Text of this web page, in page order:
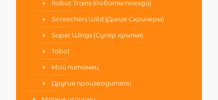
Robot Trains (Роботы поезда)
Screechers Wild (Дикие Скричеры)
Super Wings (Супер крылья)
Tobot
Мой питомец
Другие производители